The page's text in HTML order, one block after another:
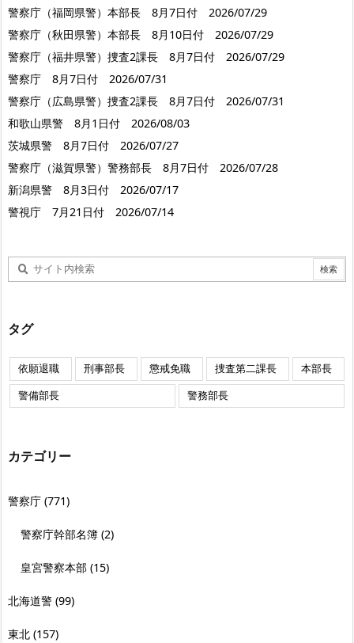
警察庁（福岡県警）本部長 8月7日付 2026/07/29
警察庁（秋田県警）本部長 8月10日付 2026/07/29
警察庁（福井県警）捜査2課長 8月7日付 2026/07/29
警察庁 8月7日付 2026/07/31
警察庁（広島県警）捜査2課長 8月7日付 2026/07/31
和歌山県警 8月1日付 2026/08/03
茨城県警 8月7日付 2026/07/27
警察庁（滋賀県警）警務部長 8月7日付 2026/07/28
新潟県警 8月3日付 2026/07/17
警視庁 7月21日付 2026/07/14
タグ
依願退職 刑事部長 懲戒免職 捜査第二課長
本部長
警備部長
警務部長
カテゴリー
警察庁 (771)
警察庁幹部名簿 (2)
皇宮警察本部 (15)
北海道警 (99)
東北 (157)